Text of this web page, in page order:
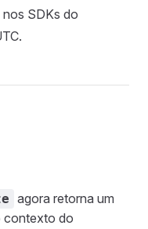
SDKs do
agora retorna um
do